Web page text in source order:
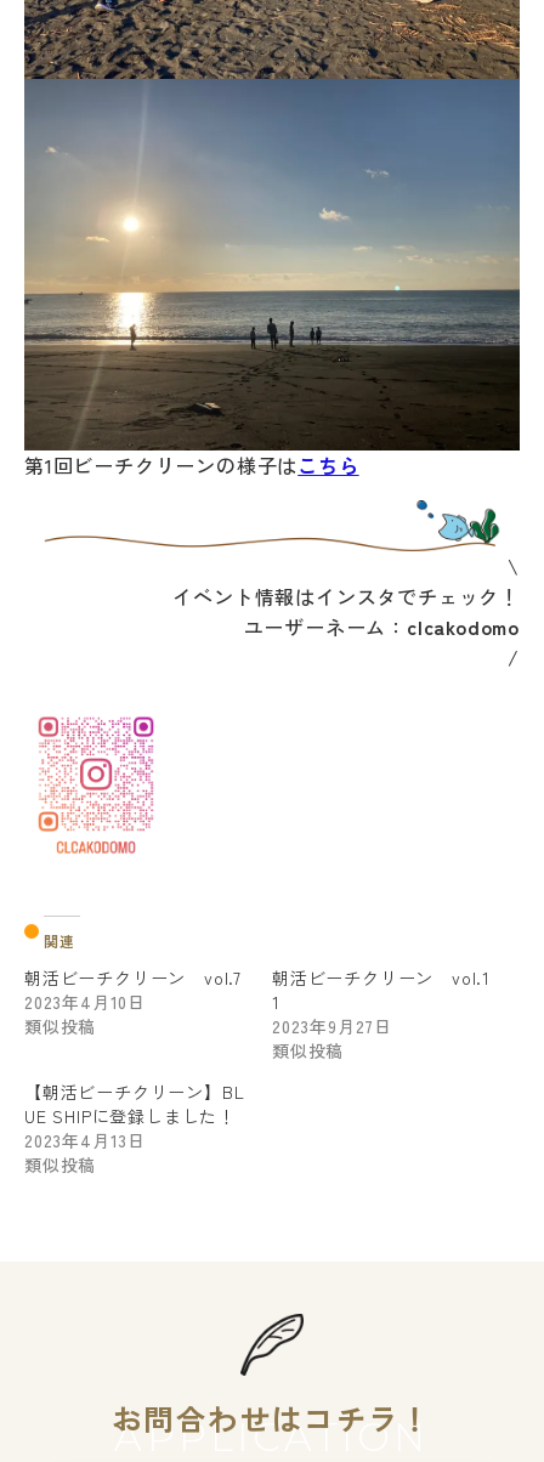
第1回ビーチクリーンの様子はこちら
\
イベント情報はインスタでチェック！
ユーザーネーム： clcakodomo
/
関連
朝活ビーチクリーン vol.7
2023年4月10日
類似投稿
朝活ビーチクリーン vol.1
1
2023年9月27日
類似投稿
【朝活ビーチクリーン】BL
UE SHIPに登録しました！
2023年4月13日
類似投稿
お問合わせはコチラ！
APPLICATION